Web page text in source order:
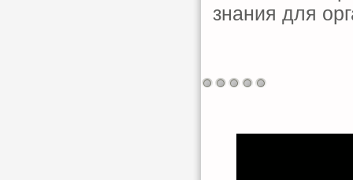
знания для